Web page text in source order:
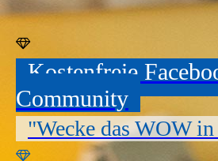
Kostenfreie
Community
"Wecke das WOW